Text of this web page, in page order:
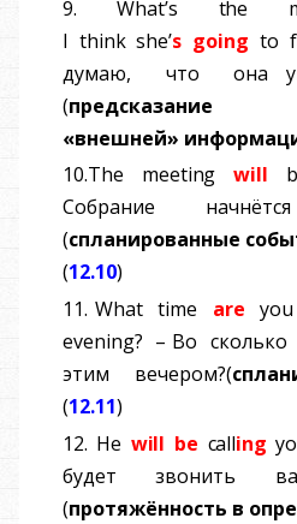
9.What’s the
I thinkshe’s going to
думаю, что она
(предсказание
«внешней»
10.The meetingwill
Собрание
(спланированные
(12.10)
11.What time are
evening? – Во сколько
этим вечером?(
(12.11)
12. He will be callingyo
будет звонить
(протяжённость в